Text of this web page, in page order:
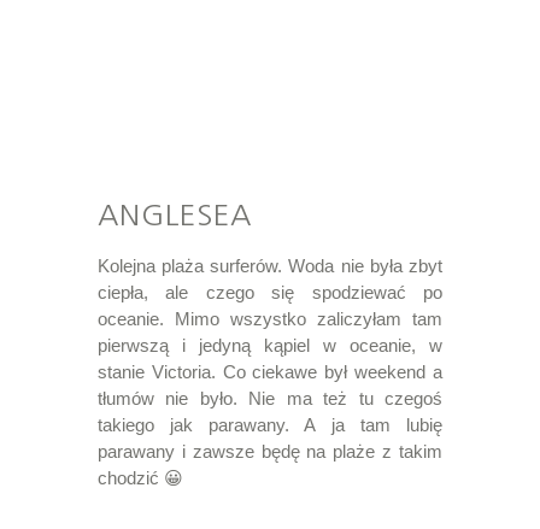
ANGLESEA
Kolejna plaża surferów. Woda nie była zbyt
ciepła, ale czego się spodziewać po
oceanie. Mimo wszystko zaliczyłam tam
pierwszą i jedyną kąpiel w oceanie, w
stanie Victoria. Co ciekawe był weekend a
tłumów nie było. Nie ma też tu czegoś
takiego jak parawany. A ja tam lubię
parawany i zawsze będę na plaże z takim
chodzić 😀